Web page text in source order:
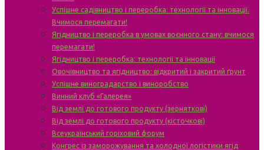
Успішне садівництво і переробка: технології та інновації.
Вчимося перемагати!
Ягідництво і переробка в умовах воєнного стану: вчимося
перемагати!
Ягідництво і переробка: технології та інновації
Овочівництво та ягідництво: відкритий і закритий ґрунт
Успішне виноградарство і виноробство
Винний клуб «Галерея»
Від землі до готового продукту (зерняткові)
Від землі до готового продукту (кісточкові)
Всеукраїнський горіховий форум
Конгрес із заморожування та холодної логістики ягід